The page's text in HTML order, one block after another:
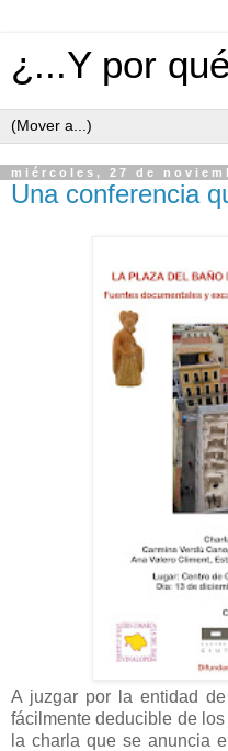
¿...Y por
miércoles, 27 de
Una conferencia
A juzgar por la entidad
fácilmente deducible de
la charla que se anuncia